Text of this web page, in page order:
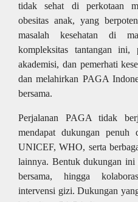
tidak sehat di perkotaan
obesitas anak, yang
masalah kesehatan di
kompleksitas tantangan
akademisi, dan pemerhati
dan melahirkan PAGA
bersama.
Perjalanan PAGA tidak
mendapat dukungan penuh
UNICEF, WHO, serta
lainnya. Bentuk dukungan ini
bersama, hingga
intervensi gizi. Dukungan